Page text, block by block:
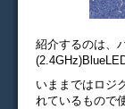
紹介するのは、
いままではロジ
れているもので